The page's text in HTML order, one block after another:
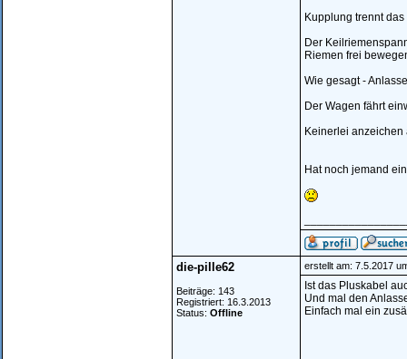
Kupplung trennt
Der
Riemen frei
Wie gesagt -
Der Wagen fährt
Keinerlei
Hat noch jemand
die-pille62
Beiträge: 143
Registriert: 16.3.2013
Status: Offline
erstellt am: 7.5.2017
Ist das Pluskabel
Und mal den
Einfach mal ein